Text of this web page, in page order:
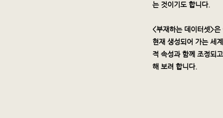
는 것이기도 합니다.
<부재하는 데이터셋>
현재 생성되어 가는 세
적 속성과 함께 조정되
해 보려 합니다.